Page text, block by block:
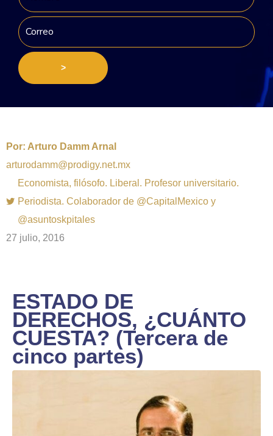
>
Por: Arturo Damm Arnal
arturodamm@prodigy.net.mx
Economista, filósofo. Liberal. Profesor universitario.
Periodista. Colaborador de @CapitalMexico y
@asuntoskpitales
27 julio, 2016
ESTADO DE
DERECHOS, ¿CUÁNTO
CUESTA? (Tercera de
cinco partes)